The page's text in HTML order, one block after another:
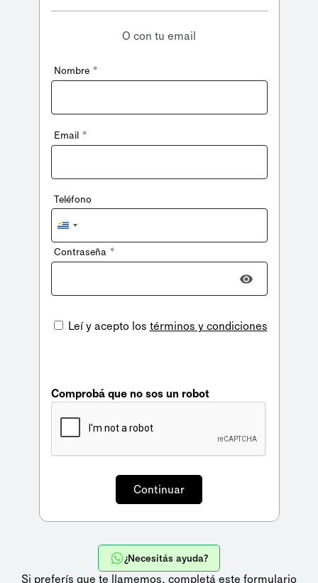
O con tu email
Nombre *
Email *
Teléfono
Uruguay
+598
Contraseña *
Leí y acepto los términos y condiciones
Comprobá que no sos un robot
¿Necesitás ayuda?
Si preferís que te llamemos, completá este formulario